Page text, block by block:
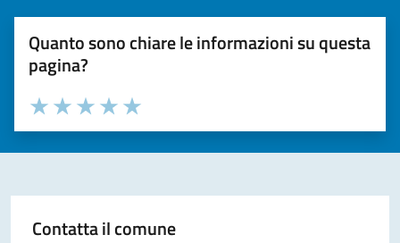
Quanto sono chiare le informazioni su questa
pagina?
Valuta la chiarezza delle informazioni (da 1 a 5 stelle)
Seleziona il numero di stelle per valutare la chiarezza delle
Valuta 5 stelle su 5
Valuta 4 stelle su 5
Valuta 3 stelle su 5
Valuta 2 stelle su 5
Valuta 1 stelle su 5
Contatta il comune